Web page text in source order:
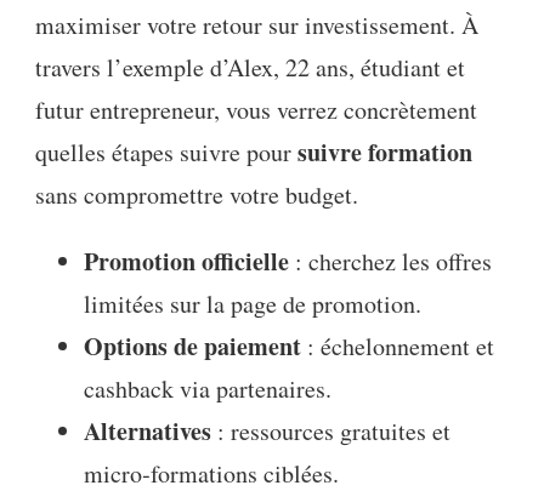
maximiser votre retour sur investissement. À
travers l’exemple d’Alex, 22 ans, étudiant et
futur entrepreneur, vous verrez concrètement
quelles étapes suivre poursuivre formation
sans compromettre votre budget.
Promotion officielle : cherchez les offres
limitées sur la page de promotion.
Options de paiement : échelonnement et
cashback via partenaires.
Alternatives : ressources gratuites et
micro‑formations ciblées.